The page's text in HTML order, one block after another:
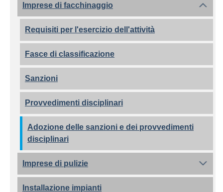
Imprese di facchinaggio
Requisiti per l'esercizio dell'attività
Fasce di classificazione
Sanzioni
Provvedimenti disciplinari
Adozione delle sanzioni e dei provvedimenti
disciplinari
Imprese di pulizie
Installazione impianti